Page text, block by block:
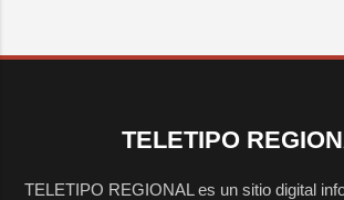
TELETIPO
TELETIPO REGIONAL es un sitio digital